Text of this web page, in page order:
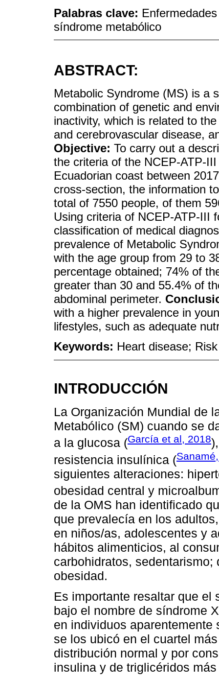
Palabras clave:
síndrome metabólico
ABSTRACT:
Metabolic Syndrome (MS) is a
combination of genetic and
inactivity, which is related to
and cerebrovascular disease,
Objective: To carry out a
the criteria of the NCEP-ATP-
Ecuadorian coast between
cross-section, the information
total of 7550 people, of them
Using criteria of NCEP-ATP-III
classification of medical
prevalence of Metabolic
with the age group from 29 to
percentage obtained; 74% of
greater than 30 and 55.4% of
abdominal perimeter.
with a higher prevalence in
lifestyles, such as adequate
Keywords: Heart disease;
INTRODUCCIÓN
La Organización Mundial de
Metabólico (SM) cuando se
a la glucosa (García et al, 2018
resistencia insulínica (
siguientes alteraciones:
obesidad central y
de la OMS han identificado
que prevalecía en los
en niños/as, adolescentes y
hábitos alimenticios, al
carbohidratos,
obesidad.
Es importante resaltar que el
bajo el nombre de síndrome
en individuos
se los ubicó en el cuartel
distribución normal y por
insulina y de triglicéridos